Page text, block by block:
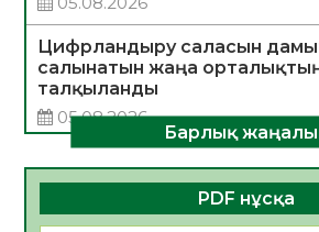
Цифрландыру саласын
салынатын жаңа
талқыланды
05.08.2026
құралдарының
05.08.2026
Барлық
PDF нұсқа